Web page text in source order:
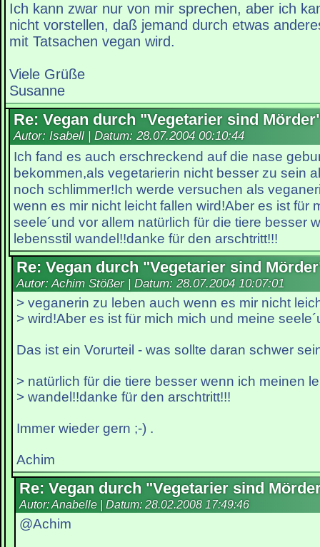
Ich kann zwar nur von mir sprechen, aber ich
nicht vorstellen, daß jemand durch etwas
mit Tatsachen vegan wird.
Viele Grüße
Susanne
Re: Vegan durch "Vegetarier sind
Autor: Isabell | Datum: 28.07.2004 00:10:44
Ich fand es auch erschreckend auf die nase
bekommen,als vegetarierin nicht besser zu sein
noch schlimmer!Ich werde versuchen als
wenn es mir nicht leicht fallen wird!Aber es ist für
seele´und vor allem natürlich für die tiere besser
lebensstil wandel!!danke für den arschtritt!!!
Re: Vegan durch "Vegetarier sind
Autor: Achim Stößer | Datum: 28.07.2004 10:07:01
> veganerin zu leben auch wenn es mir nicht
> wird!Aber es ist für mich mich und meine
Das ist ein Vorurteil - was sollte daran schwer
> natürlich für die tiere besser wenn ich meinen
> wandel!!danke für den arschtritt!!!
Immer wieder gern ;-) .
Achim
Re: Vegan durch "Vegetarier sind
Autor: Anabelle | Datum: 28.02.2008 17:49:46
@Achim